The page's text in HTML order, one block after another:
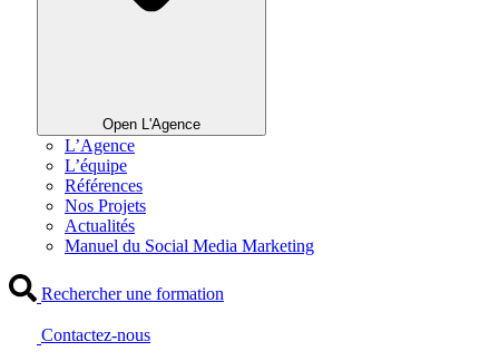
Open L'Agence
L’Agence
L’équipe
Références
Nos Projets
Actualités
Manuel du Social Media Marketing
Rechercher une formation
Contactez-nous